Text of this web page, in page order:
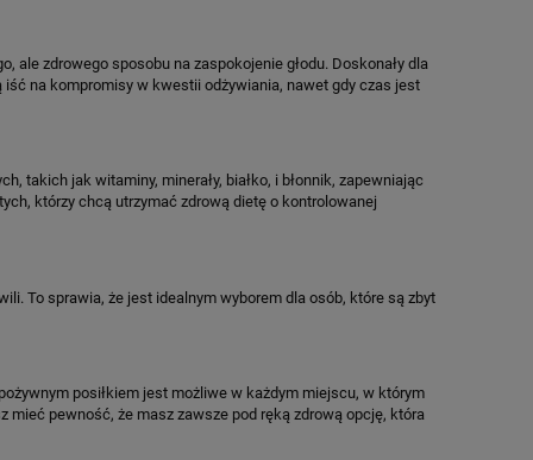
ale zdrowego sposobu na zaspokojenie głodu. Doskonały dla
na kompromisy w kwestii odżywiania, nawet gdy czas jest
takich jak witaminy, minerały, białko, i błonnik, zapewniając
którzy chcą utrzymać zdrową dietę o kontrolowanej
To sprawia, że jest idealnym wyborem dla osób, które są zbyt
posiłkiem jest możliwe w każdym miejscu, w którym
pewność, że masz zawsze pod ręką zdrową opcję, która